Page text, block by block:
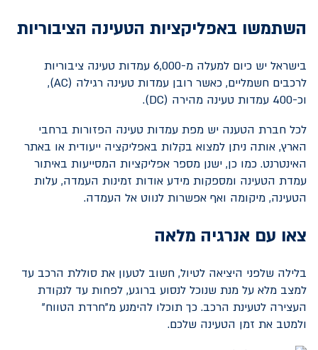
השתמשו באפליקציות הטעינה הציבוריות
בישראל יש כיום למעלה מ-6,000 עמדות טעינה ציבוריות
לרכבים חשמליים, כאשר רובן עמדות טעינה רגילה (AC
),
וכ-400 עמדות טעינה מהירה (
DC
).
לכל חברת הטענה יש מפת עמדות טעינה הפזורות ברחבי
הארץ, אותה ניתן למצוא בקלות באפליקציה ייעודית או באתר
האינטרנט. כמו כן, ישנן מספר אפליקציות המסייעות באיתור
עמדת הטעינה ומספקות מידע אודות זמינות העמדה, עלות
הטעינה, מיקומה ואף אפשרות לנווט אל העמדה.
צאו עם אנרגיה מלאה
בלילה שלפני היציאה לטיול, חשוב לטעון את סוללת הרכב עד
למצב מלא על מנת שנוכל לנסוע ברוגע, לפחות עד לנקודת
העצירה לטעינת הרכב. כך תוכלו להימנע מ"חרדת הטווח"
ולמטב את זמן הטעינה שלכם.